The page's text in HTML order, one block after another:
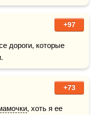
+97
дороги, которые
+73
, хоть я ее